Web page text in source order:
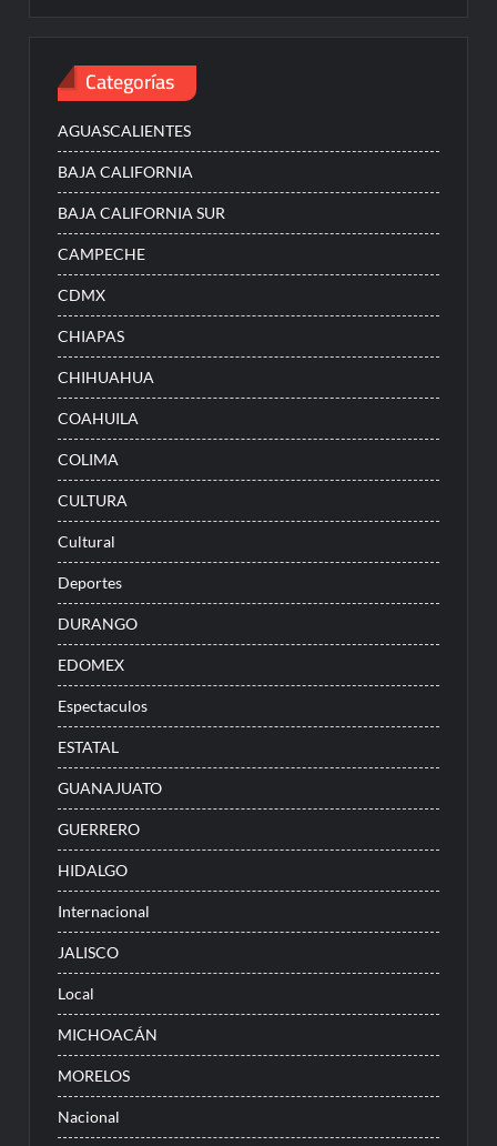
Categorías
AGUASCALIENTES
BAJA CALIFORNIA
BAJA CALIFORNIA SUR
CAMPECHE
CDMX
CHIAPAS
CHIHUAHUA
COAHUILA
COLIMA
CULTURA
Cultural
Deportes
DURANGO
EDOMEX
Espectaculos
ESTATAL
GUANAJUATO
GUERRERO
HIDALGO
Internacional
JALISCO
Local
MICHOACÁN
MORELOS
Nacional